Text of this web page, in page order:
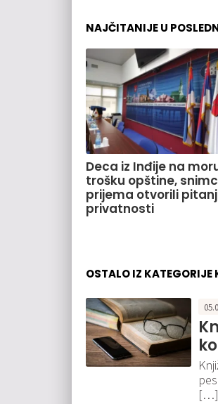
NAJČITANIJE U
Deca iz Inđije na
trošku opštine,
prijema otvorili
privatnosti
OSTALO IZ KATEGORIJE
[…]